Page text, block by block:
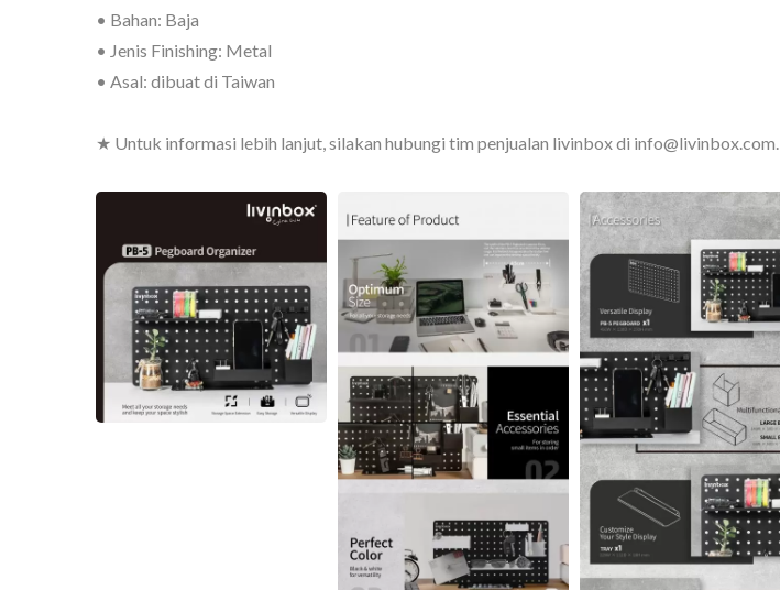
• Bahan: Baja
• Jenis Finishing: Metal
• Asal: dibuat di Taiwan
★ Untuk informasi lebih lanjut, silakan hubungi tim penjualan livinbox di info@livinbox.com.